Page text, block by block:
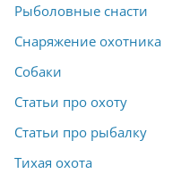
Рыболовные снасти
Снаряжение охотника
Собаки
Статьи про охоту
Статьи про рыбалку
Тихая охота